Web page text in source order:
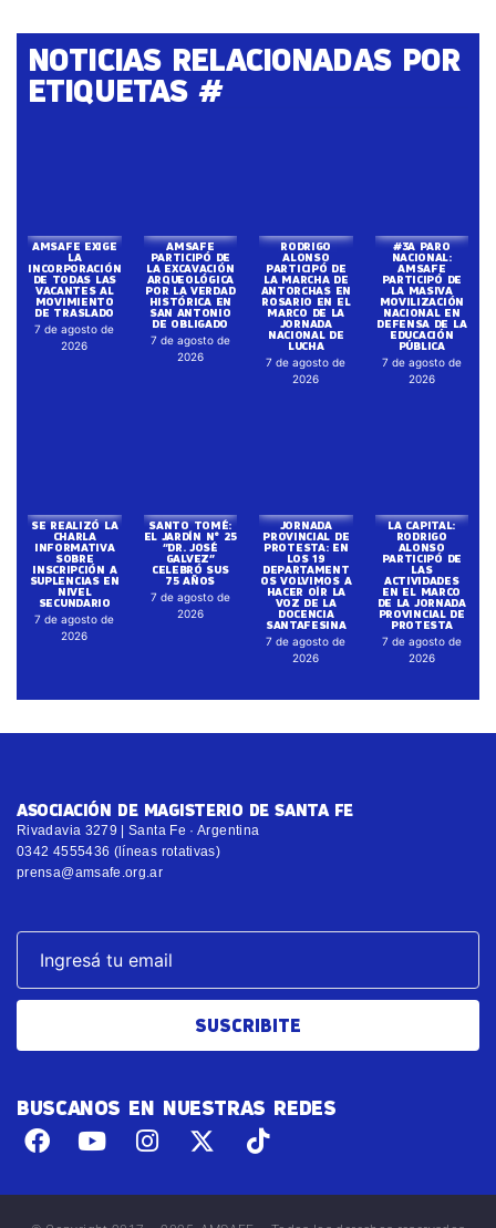
NOTICIAS RELACIONADAS POR
ETIQUETAS #
AMSAFE EXIGE
LA
INCORPORACIÓN
DE TODAS LAS
VACANTES AL
MOVIMIENTO
DE TRASLADO
7 de agosto de
2026
AMSAFE
PARTICIPÓ DE
LA EXCAVACIÓN
ARQUEOLÓGICA
POR LA VERDAD
HISTÓRICA EN
SAN ANTONIO
DE OBLIGADO
7 de agosto de
2026
RODRIGO
ALONSO
PARTICIPÓ DE
LA MARCHA DE
ANTORCHAS EN
ROSARIO EN EL
MARCO DE LA
JORNADA
NACIONAL DE
LUCHA
7 de agosto de
2026
#3A PARO
NACIONAL:
AMSAFE
PARTICIPÓ DE
LA MASIVA
MOVILIZACIÓN
NACIONAL EN
DEFENSA DE LA
EDUCACIÓN
PÚBLICA
7 de agosto de
2026
SE REALIZÓ LA
CHARLA
INFORMATIVA
SOBRE
INSCRIPCIÓN A
SUPLENCIAS EN
NIVEL
SECUNDARIO
7 de agosto de
2026
SANTO TOMÉ:
EL JARDÍN N° 25
“DR. JOSÉ
GALVEZ”
CELEBRÓ SUS
75 AÑOS
7 de agosto de
2026
JORNADA
PROVINCIAL DE
PROTESTA: EN
LOS 19
DEPARTAMENT
OS VOLVIMOS A
HACER OÍR LA
VOZ DE LA
DOCENCIA
SANTAFESINA
7 de agosto de
2026
LA CAPITAL:
RODRIGO
ALONSO
PARTICIPÓ DE
LAS
ACTIVIDADES
EN EL MARCO
DE LA JORNADA
PROVINCIAL DE
PROTESTA
7 de agosto de
2026
ASOCIACIÓN DE MAGISTERIO DE SANTA FE
Rivadavia 3279 | Santa Fe · Argentina
0342 4555436 (líneas rotativas)
prensa@amsafe.org.ar
SUSCRIBITE
BUSCANOS EN NUESTRAS REDES